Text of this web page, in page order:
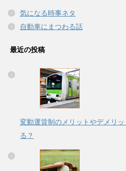
気になる時事ネタ
自動車にまつわる話
最近の投稿
変動運賃制のメリットやデメリ
る？